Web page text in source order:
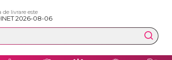
de livrare este
2026-08-06